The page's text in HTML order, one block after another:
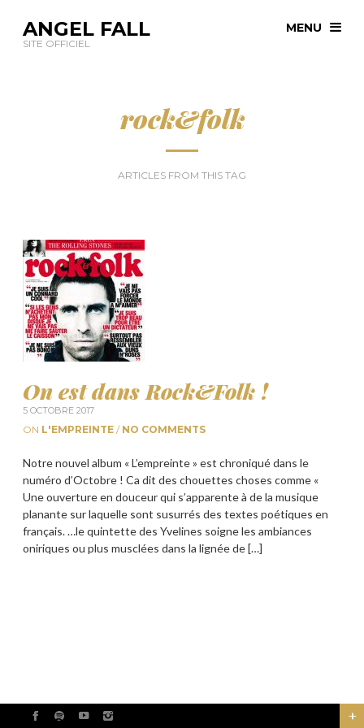
ANGEL FALL
SITE OFFICIEL
MENU
rock&folk
ARTICLES FROM THIS TAG
On est dans Rock&Folk !
5 OCTOBRE 2017
ON L'EMPREINTE / NO COMMENTS
Notre nouvel album « L’empreinte » est chroniqué dans le
numéro d’Octobre ! Ca dit des chouettes choses comme «
Une ouverture en douceur qui s’apparente à de la musique
planante sur laquelle sont susurrés des textes poétiques en
français. …le quintette des Yvelines soigne les ambiances
oniriques ou plus musclées dans la lignée de […]